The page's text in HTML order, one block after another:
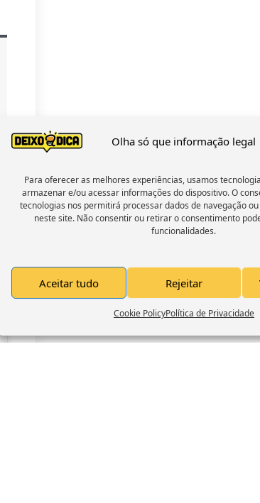
Olha só que informação legal
Para oferecer as melhores experiências, usamos
armazenar e/ou acessar informações do dispositivo. O
tecnologias nos permitirá processar dados de navegação
neste site. Não consentir ou retirar o consentimento
funcionalidades.
Aceitar tudo Rejeitar
Cookie PolicyPolítica de Privacidade